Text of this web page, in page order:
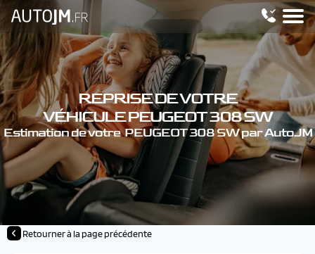
REPRISE DE VOTRE
VÉHICULE PEUGEOT 308 SW
Estimation de votre PEUGEOT 308 SW par AutoJM
Retourner à la page précédente